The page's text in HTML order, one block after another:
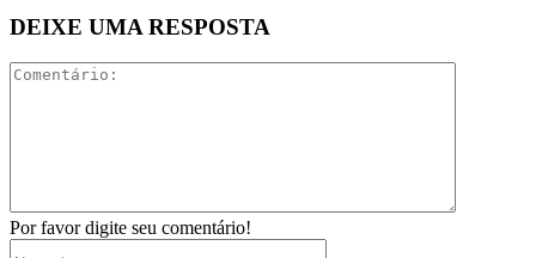
DEIXE UMA RESPOSTA
Por favor digite seu comentário!